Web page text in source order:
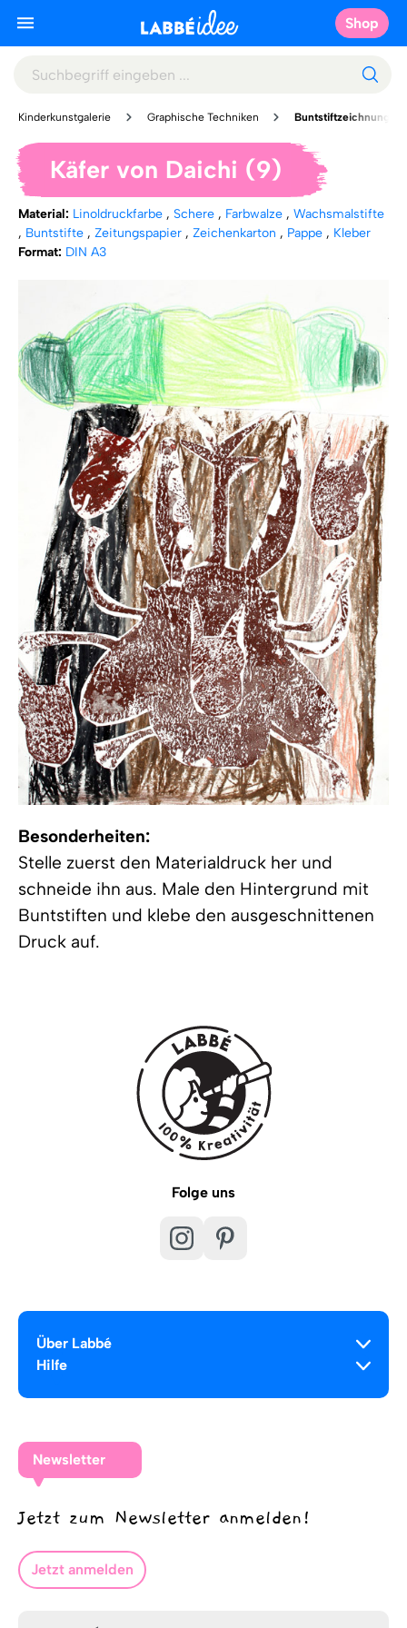
Shop
Kinderkunstgalerie Graphische Techniken Buntstiftzeichnung
Käfer von Daichi (9)
Material: Linoldruckfarbe , Schere , Farbwalze , Wachsmalstifte
, Buntstifte , Zeitungspapier , Zeichenkarton , Pappe , Kleber
Format: DIN A3
Besonderheiten:
Stelle zuerst den Materialdruck her und
schneide ihn aus. Male den Hintergrund mit
Buntstiften und klebe den ausgeschnittenen
Druck auf.
Folge uns
Über Labbé
Hilfe
Newsletter
Jetzt zum Newsletter anmelden!
Jetzt anmelden